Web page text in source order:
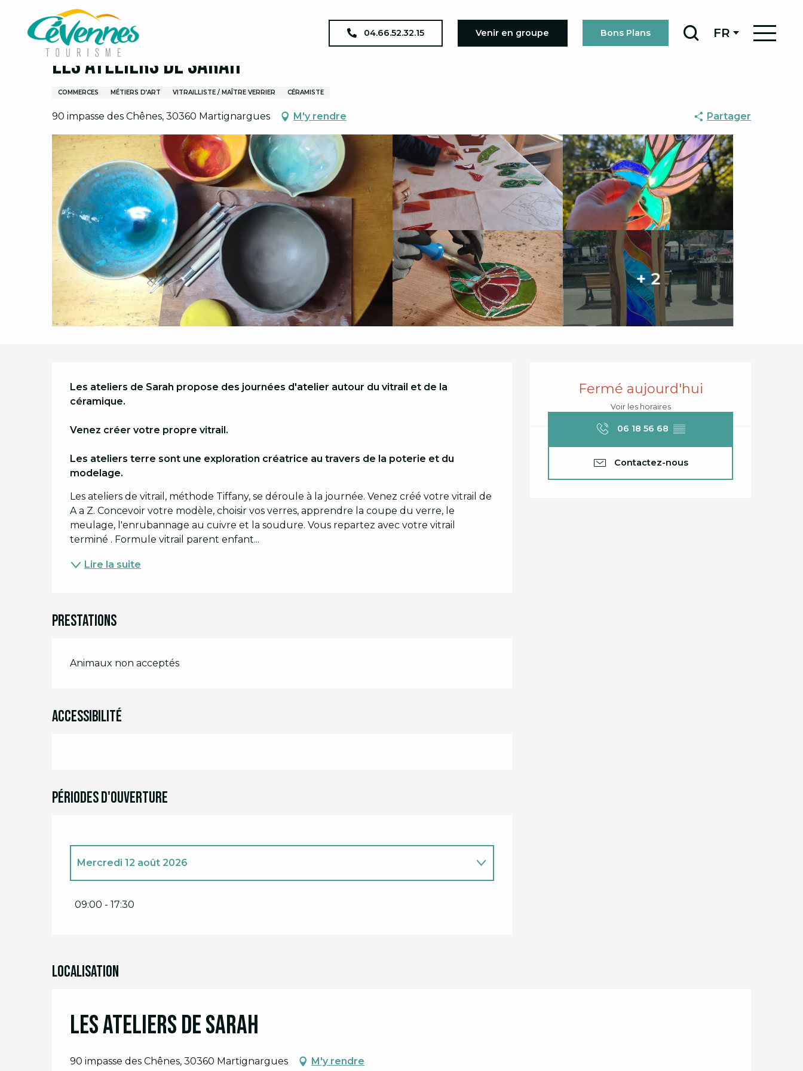
contenu
04.66.52.32.15 Venir en groupe Bons Plans FR
Accueil Organiser son séjour
Les ateliers de Sarah
COMMERCES MÉTIERS D’ART VITRAILLISTE / MAÎTRE VERRIER CÉRAMISTE
90 impasse des Chênes, 30360 Martignargues M'y rendre Partager
+ 2
Ouverture et
Fermé aujourd'hui
Voir les horaires
06 18 56 68 ▒▒
Contactez-nous
Description
Les ateliers de Sarah propose des journées d'atelier autour du vitrail et de la
céramique.
Venez créer votre propre vitrail.
Les ateliers terre sont une exploration créatrice au travers de la poterie et du
modelage.
Les ateliers de vitrail, méthode Tiffany, se déroule à la journée. Venez créé votre vitrail de
A a Z. Concevoir votre modèle, choisir vos verres, apprendre la coupe du verre, le
meulage, l'enrubannage au cuivre et la soudure. Vous repartez avec votre vitrail
terminé . Formule vitrail parent enfant...
Lire la suite
Prestations
Animaux non acceptés
Accessibilité
Périodes d'ouverture
Mercredi 29 juillet 2026
Mercredi 12 août 2026
Mardi 18 août 2026
09:00 - 17:30
Localisation
Les ateliers de Sarah
90 impasse des Chênes, 30360 Martignargues M'y rendre